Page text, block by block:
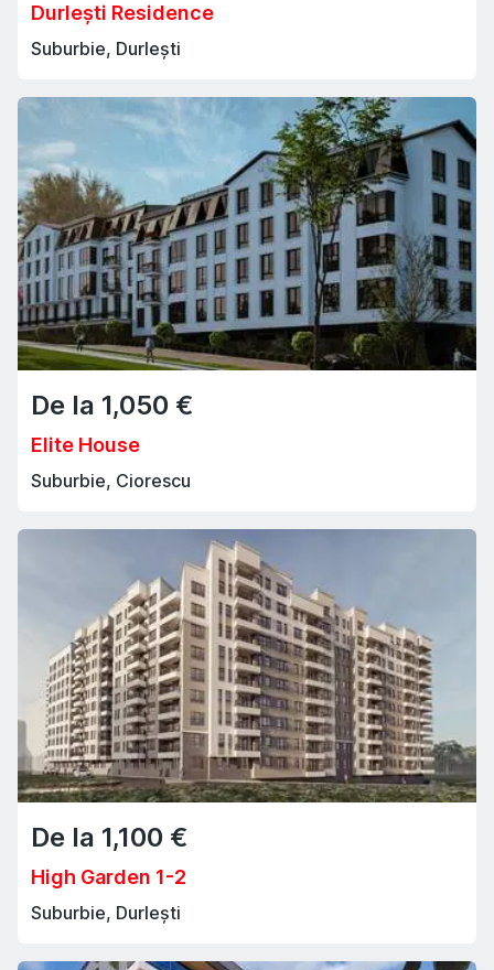
Durlești Residence
Suburbie, Durlești
De la 1,050 €
Elite House
Suburbie, Ciorescu
De la 1,100 €
High Garden 1-2
Suburbie, Durlești